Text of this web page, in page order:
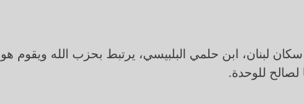
لبنان، ابن حلمي البلبيسي، يرتبط بحزب الله ويقوم هو
لصالح للوحدة.